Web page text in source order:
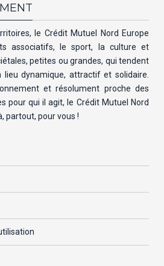
le Crédit Mutuel Nord Europe
associatifs, le sport, la culture et
petites ou grandes, qui tendent
dynamique, attractif et solidaire.
et résolument proche des
pour qui il agit, le Crédit Mutuel Nord
partout, pour vous !